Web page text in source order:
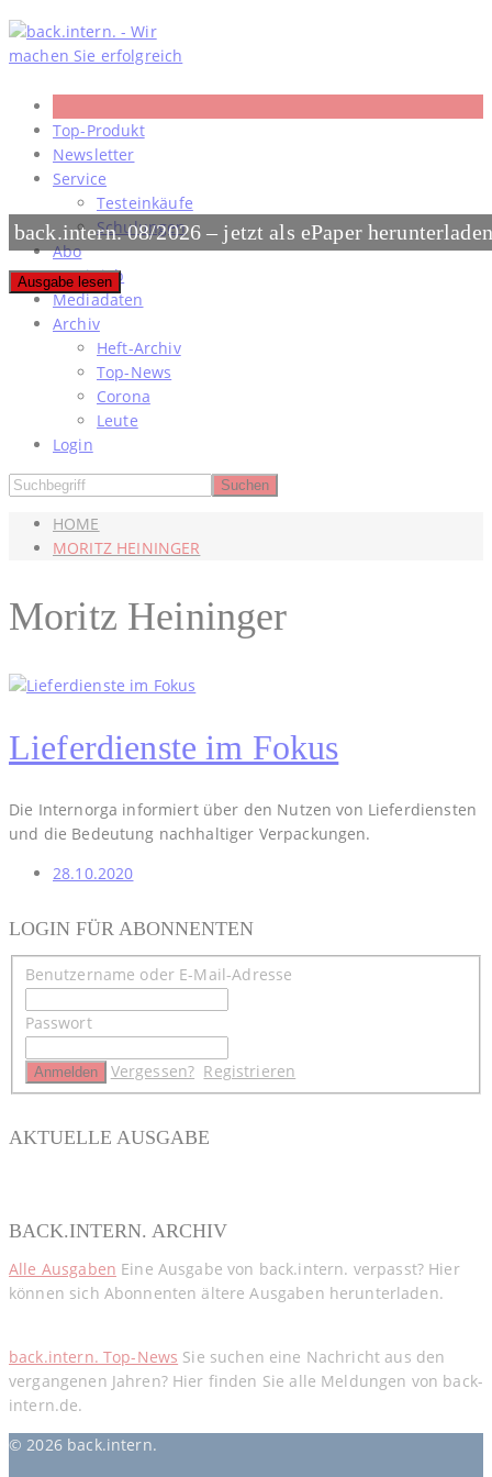
Skip
to
content
Top-Produkt
Newsletter
Service
Testeinkäufe
Schulungen
Abo
#meinjob
Mediadaten
Archiv
Heft-Archiv
Top-News
Corona
Leute
Login
HOME
MORITZ HEININGER
Moritz Heininger
Lieferdienste im Fokus
Die Internorga informiert über den Nutzen von Lieferdiensten
und die Bedeutung nachhaltiger Verpackungen.
28.10.2020
LOGIN FÜR ABONNENTEN
Benutzername oder E-Mail-Adresse
Passwort
Vergessen? Registrieren
AKTUELLE AUSGABE
back.intern. 08/2026 – jetzt als ePaper herunterladen
Ausgabe lesen
BACK.INTERN. ARCHIV
Alle Ausgaben Eine Ausgabe von back.intern. verpasst? Hier
können sich Abonnenten ältere Ausgaben herunterladen.
back.intern. Top-News Sie suchen eine Nachricht aus den
vergangenen Jahren? Hier finden Sie alle Meldungen von back-
intern.de.
© 2026 back.intern.